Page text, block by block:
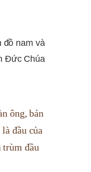
đồ nam và
Đức Chúa
ông, bản
đầu của
trùm đầu